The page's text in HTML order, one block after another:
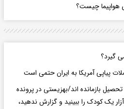
هواپیما چیست؟
گیرد؟
پیاپی آمریکا به ایران حتمی است
بازمانده اند/بهزیستی در پرونده
یک کودک را ببینید و گزارش ندهید،